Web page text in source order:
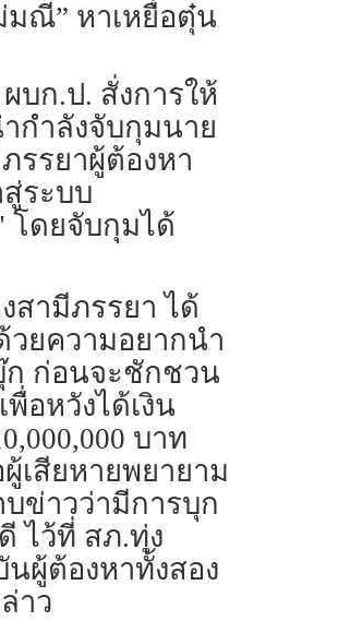
มณี” หาเหยื่อตุ๋น
บก.ป. สั่งการให้
กำลังจับกุมนาย
รรยาผู้ต้องหา
ระบบ
โดยจับกุมได้
สามีภรรยา ได้
วยความอยากนำ
ก ก่อนจะชักชวน
อหวังได้เงิน
บาท
เสียหายพยายาม
บข่าวว่ามีการบุก
ไว้ที่ สภ.ทุ่ง
ผู้ต้องหาทั้งสอง
าว